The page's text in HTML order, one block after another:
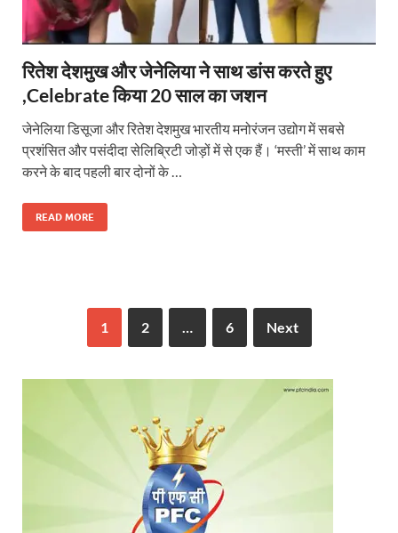
रितेश देशमुख और जेनेलिया ने साथ डांस करते हुए
,Celebrate किया 20 साल का जशन
जेनेलिया डिसूजा और रितेश देशमुख भारतीय मनोरंजन उद्योग में सबसे
प्रशंसित और पसंदीदा सेलिब्रिटी जोड़ों में से एक हैं। ‘मस्ती’ में साथ काम
करने के बाद पहली बार दोनों के …
READ MORE
1 2 … 6 Next